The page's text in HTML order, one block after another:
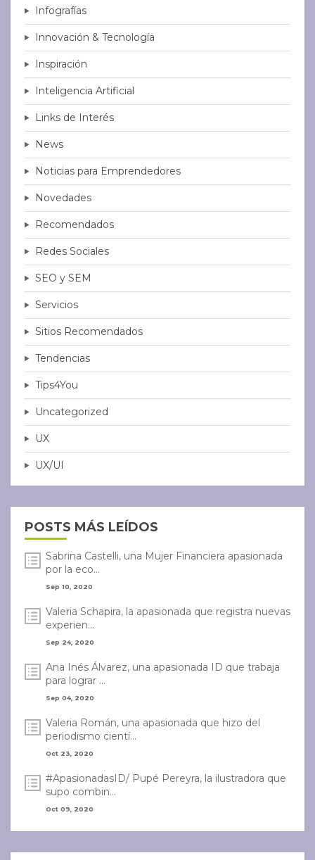
Infografías
Innovación & Tecnología
Inspiración
Inteligencia Artificial
Links de Interés
News
Noticias para Emprendedores
Novedades
Recomendados
Redes Sociales
SEO y SEM
Servicios
Sitios Recomendados
Tendencias
Tips4You
Uncategorized
UX
UX/UI
POSTS MÁS LEÍDOS
Sabrina Castelli, una Mujer Financiera apasionada
por la eco...
Sep 10, 2020
Valeria Schapira, la apasionada que registra nuevas
experien...
Sep 24, 2020
Ana Inés Álvarez, una apasionada ID que trabaja
para lograr ...
Sep 04, 2020
Valeria Román, una apasionada que hizo del
periodismo cientí...
Oct 23, 2020
#ApasionadasID/ Pupé Pereyra, la ilustradora que
supo combin...
Oct 09, 2020